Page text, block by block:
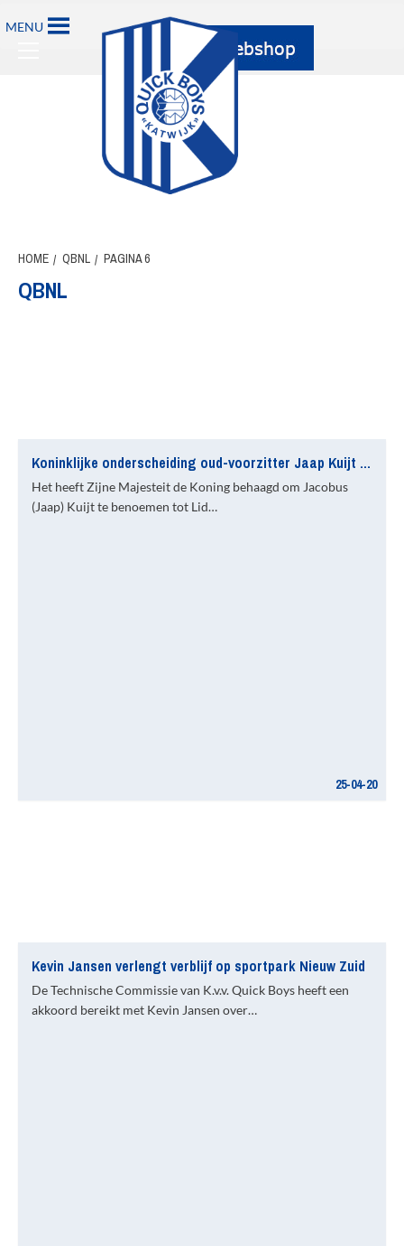
naar
MENU
Primary
HOME QBNL PAGINA 6
QBNL
Koninklijke onderscheiding oud-voorzitter Jaap Kuijt (67)
Het heeft Zijne Majesteit de Koning behaagd om Jacobus
(Jaap) Kuijt te benoemen tot Lid…
25-04-20
Kevin Jansen verlengt verblijf op sportpark Nieuw Zuid
De Technische Commissie van K.v.v. Quick Boys heeft een
akkoord bereikt met Kevin Jansen over…